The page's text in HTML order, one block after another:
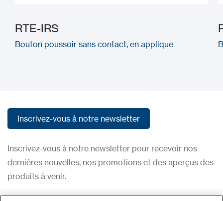
RTE-IRS
Bouton poussoir sans contact, en applique
Inscrivez-vous à notre newsletter
Inscrivez-vous à notre newsletter pour recevoir nos
dernières nouvelles, nos promotions et des aperçus des
produits à venir.